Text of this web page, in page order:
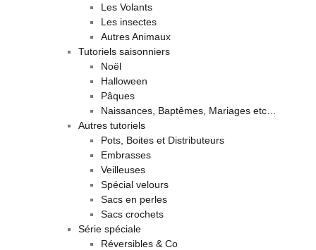
Les Volants
Les insectes
Autres Animaux
Tutoriels saisonniers
Noël
Halloween
Pâques
Naissances, Baptêmes, Mariages etc…
Autres tutoriels
Pots, Boites et Distributeurs
Embrasses
Veilleuses
Spécial velours
Sacs en perles
Sacs crochets
Série spéciale
Réversibles & Co